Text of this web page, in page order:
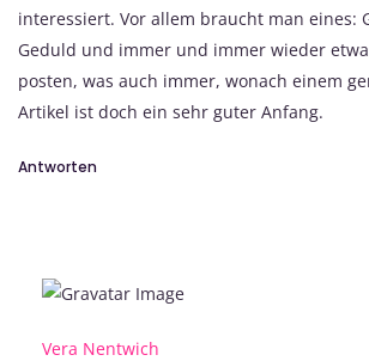
interessiert. Vor allem braucht man eines:
Geduld und immer und immer wieder
posten, was auch immer, wonach einem
Artikel ist doch ein sehr guter Anfang.
Antworten
Vera Nentwich